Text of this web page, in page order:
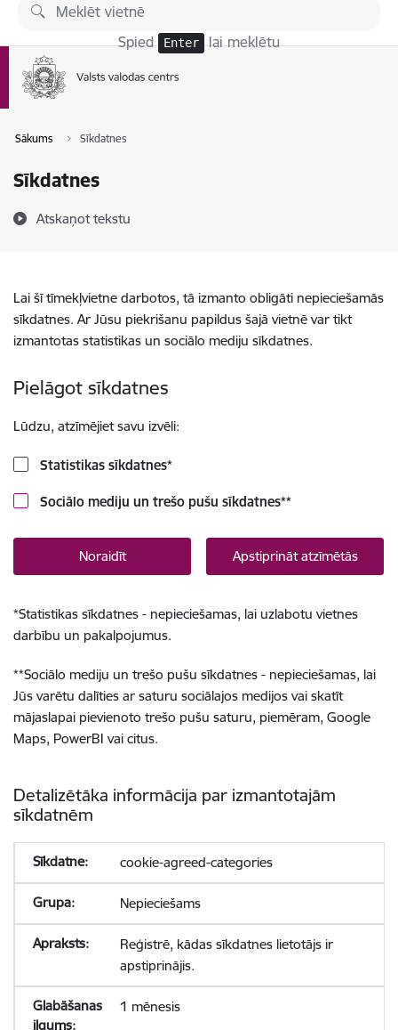
Pāriet uz lapas saturu
Spied Enter lai meklētu
Sākums Sīkdatnes
Sīkdatnes
Atskaņot tekstu
Lai šī tīmekļvietne darbotos, tā izmanto obligāti nepieciešamās
sīkdatnes. Ar Jūsu piekrišanu papildus šajā vietnē var tikt
izmantotas statistikas un sociālo mediju sīkdatnes.
Pielāgot sīkdatnes
Lūdzu, atzīmējiet savu izvēli:
Statistikas sīkdatnes*
Sociālo mediju un trešo pušu sīkdatnes**
Noraidīt Apstiprināt atzīmētās
*Statistikas sīkdatnes - nepieciešamas, lai uzlabotu vietnes
darbību un pakalpojumus.
**Sociālo mediju un trešo pušu sīkdatnes - nepieciešamas, lai
Jūs varētu dalīties ar saturu sociālajos medijos vai skatīt
mājaslapai pievienoto trešo pušu saturu, piemēram, Google
Maps, PowerBI vai citus.
Detalizētāka informācija par izmantotajām
sīkdatnēm
cookie-agreed-categories
Nepieciešams
Reģistrē, kādas sīkdatnes lietotājs ir
apstiprinājis.
1 mēnesis